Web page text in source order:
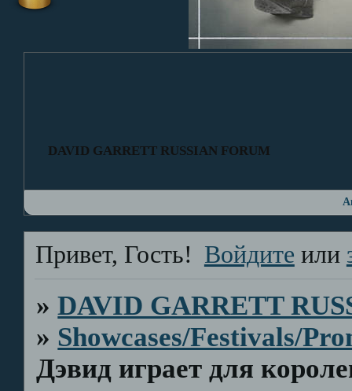
DAVID GARRETT RUSSIAN FORUM
Привет, Гость! Войдите или
»DAVID GARRETT
» Showcases/Festivals/
Дэвид играет для